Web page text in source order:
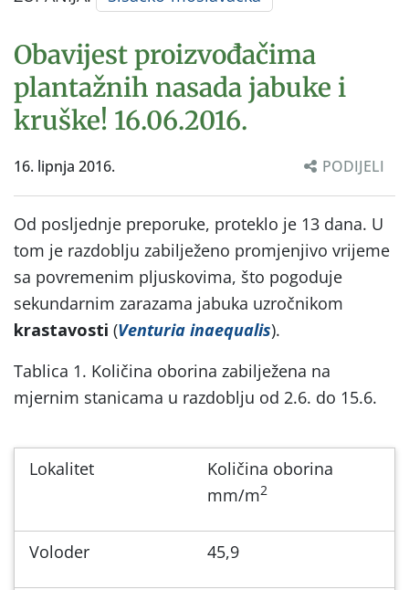
Obavijest proizvođačima
plantažnih nasada jabuke i
kruške! 16.06.2016.
16. lipnja 2016. PODIJELI
Od posljednje preporuke, proteklo je 13 dana. U
tom je razdoblju zabilježeno promjenjivo vrijeme
sa povremenim pljuskovima, što pogoduje
sekundarnim zarazama jabuka uzročnikom
krastavosti (Venturia inaequalis).
Tablica 1. Količina oborina zabilježena na
mjernim stanicama u razdoblju od 2.6. do 15.6.
Lokalitet
Količina oborina
mm/m2
Voloder 45,9